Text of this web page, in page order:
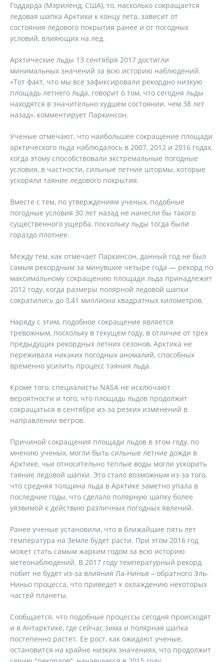
Годдарда (Мэриленд, США), то, насколько сокращается
ледовая шапка Арктики к концу лета, зависит от
состояния ледового покрытия ранее и от погодных
условий, влияющих на лед.
Арктические льды 13 сентября 2017 достигли
минимальных значений за всю историю наблюдений.
«Тот факт, что мы все зафиксировали рекордно низкую
площадь летнего льда, говорит о том, что сегодня льды
находятся в значительно худшем состоянии, чем 38 лет
назад», комментирует Паркинсон.
Ученые отмечают, что наибольшее сокращение площади
арктического льда наблюдалось в 2007, 2012 и 2016 годах,
когда этому способствовали экстремальные погодные
условия, в частности, сильные летние штормы, которые
ускоряли таяние ледового покрытия.
Вместе с тем, по утверждениям ученых, подобные
погодные условия 30 лет назад не нанесли бы такого
существенного ущерба, поскольку льды тогда были
гораздо плотнее.
Между тем, как отмечает Паркинсон, данный год не был
самым рекордным за минувшие четыре года — рекорд по
максимальному сокращению площади льда принадлежит
2012 году, когда размеры полярной ледовой шапки
сократились до 3,41 миллиона квадратных километров.
Наряду с этим, подобное сокращение является
тревожным, поскольку в текущем году, в отличие от трех
предыдущих рекордных летних сезонов, Арктика не
переживала никаких погодных аномалий, способных
временно усилить процесс таяния льда.
Кроме того, специалисты NASA не исключают
вероятности и того, что площадь льдов продолжит
сокращаться в сентябре из-за резких изменений в
направлении ветров.
Причиной сокращения площади льдов в этом году, по
мнению ученых, могли быть сильные летние дожди в
Арктике, чьи относительно теплые воды могли ускорить
таяние ледовой шапки. Это стало возможным из-за того,
что средняя толщина льда в Арктике заметно упала в
последние годы, что сделало полярную шапку более
уязвимой к действию различных погодных явлений.
Ранее ученые установили, что в ближайшие пять лет
температура на Земле будет расти. При этом 2016 год
может стать самым жарким годом за всю историю
метеонаблюдений. В 2017 году температурный рекорд
побит не будет из-за влияния Ла-Нинья – обратного Эль-
Ниньо процесса, что приведет к охлаждению некоторых
частей планеты.
Сообщается, что подобные процессы сегодня происходят
и в Антарктике, где сейчас зима и полярная шапка
постепенно растет. Ее рост, как ожидают ученые,
остановится на крайне низких значениях, что продолжит